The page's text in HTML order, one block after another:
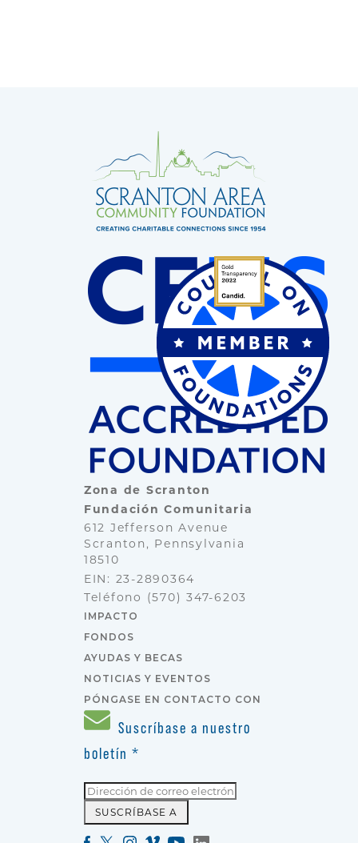
Zona de Scranton
Fundación Comunitaria
612 Jefferson Avenue
Scranton, Pennsylvania
18510
EIN: 23-2890364
Teléfono (570) 347-6203
IMPACTO
FONDOS
AYUDAS Y BECAS
NOTICIAS Y EVENTOS
PÓNGASE EN CONTACTO CON
Suscríbase a nuestro
boletín *